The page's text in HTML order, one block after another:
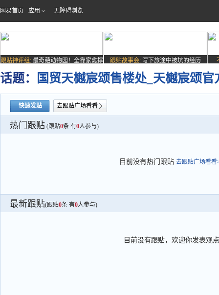
网易首页 应用 无障碍浏览
跟贴神评组: 最奇葩动物园！全靠家禽撑
场子
跟贴故事会: 写下旅途中被坑的经历
话题： 国贸天樾宸颂售楼处_天樾宸颂
快速发贴 去跟贴广场看看
热门跟贴 (跟贴0条 有0人参与)
目前没有热门跟贴 去跟贴广场看看
最新跟贴(跟贴0条 有0人参与)
目前没有跟贴，欢迎你发表观点